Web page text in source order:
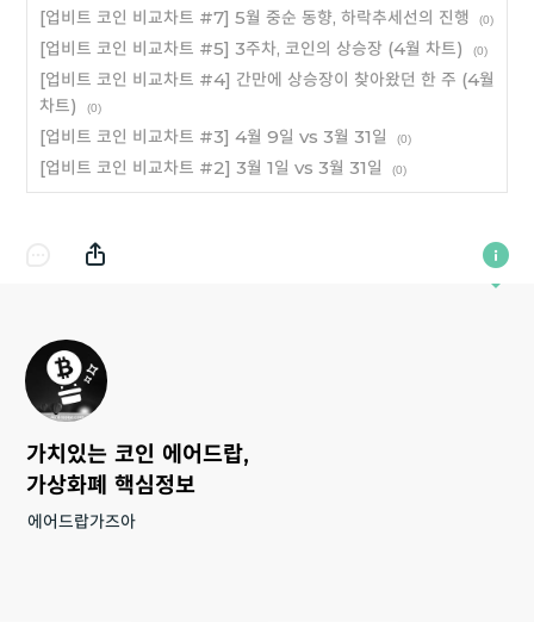
[업비트 코인 비교차트 #7] 5월 중순 동향, 하락추세선의 진행 (0)
[업비트 코인 비교차트 #5] 3주차, 코인의 상승장 (4월 차트) (0)
[업비트 코인 비교차트 #4] 간만에 상승장이 찾아왔던 한 주 (4월
차트)
(0)
[업비트 코인 비교차트 #3] 4월 9일 vs 3월 31일 (0)
[업비트 코인 비교차트 #2] 3월 1일 vs 3월 31일 (0)
가치있는 코인 에어드랍,
가상화폐 핵심정보
에어드랍가즈아